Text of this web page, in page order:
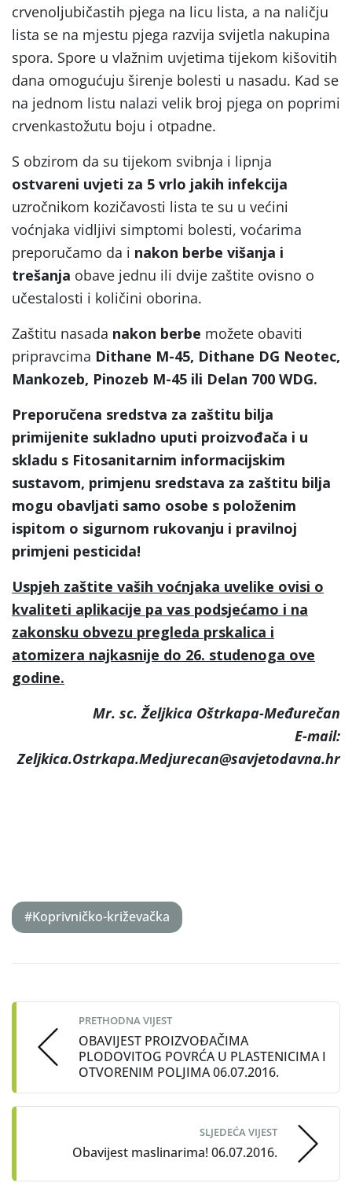
crvenoljubičastih pjega na licu lista, a na naličju
lista se na mjestu pjega razvija svijetla nakupina
spora. Spore u vlažnim uvjetima tijekom kišovitih
dana omogućuju širenje bolesti u nasadu. Kad se
na jednom listu nalazi velik broj pjega on poprimi
crvenkastožutu boju i otpadne.
S obzirom da su tijekom svibnja i lipnja
ostvareni uvjeti za 5 vrlo jakih infekcija
uzročnikom kozičavosti lista te su u većini
voćnjaka vidljivi simptomi bolesti, voćarima
preporučamo da i nakon berbe višanja i
trešanja obave jednu ili dvije zaštite ovisno o
učestalosti i količini oborina.
Zaštitu nasada nakon berbe možete obaviti
pripravcima Dithane M-45, Dithane DG Neotec,
Mankozeb, Pinozeb M-45 ili Delan 700 WDG.
Preporučena sredstva za zaštitu bilja
primijenite sukladno uputi proizvođača i u
skladu s Fitosanitarnim informacijskim
sustavom, primjenu sredstava za zaštitu bilja
mogu obavljati samo osobe s položenim
ispitom o sigurnom rukovanju i pravilnoj
primjeni pesticida!
Uspjeh zaštite vaših voćnjaka uvelike ovisi o
kvaliteti aplikacije pa vas podsjećamo i na
zakonsku obvezu pregleda prskalica i
atomizera najkasnije do 26. studenoga ove
godine.
Mr. sc. Željkica Oštrkapa-Međurečan
E-mail:
Zeljkica.Ostrkapa.Medjurecan@savjetodavna.hr
#Koprivničko-križevačka
navigation
PRETHODNA VIJEST
OBAVIJEST PROIZVOĐAČIMA
PLODOVITOG POVRĆA U PLASTENICIMA I
OTVORENIM POLJIMA 06.07.2016.
SLJEDEĆA VIJEST
Obavijest maslinarima! 06.07.2016.